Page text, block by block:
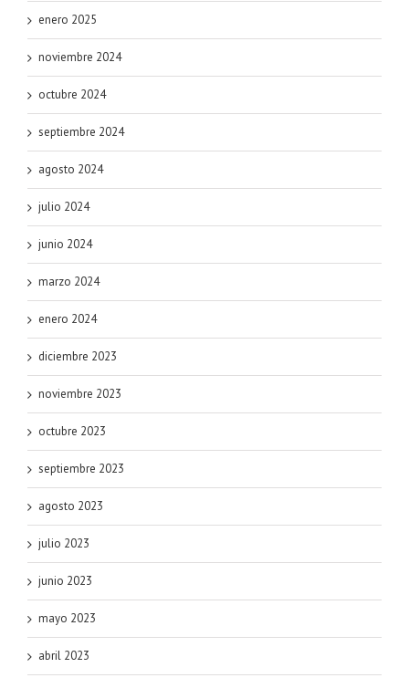
enero 2025
noviembre 2024
octubre 2024
septiembre 2024
agosto 2024
julio 2024
junio 2024
marzo 2024
enero 2024
diciembre 2023
noviembre 2023
octubre 2023
septiembre 2023
agosto 2023
julio 2023
junio 2023
mayo 2023
abril 2023